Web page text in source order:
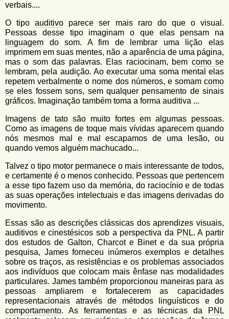
verbais....
O tipoauditivo parece ser mais raro do que o visual.
Pessoas desse tipo imaginam o que elas pensam na
linguagem do som. A fim de lembrar uma lição elas
imprimem em suas mentes, não a aparência de uma página,
mas o som das palavras. Elas raciocinam, bem como se
lembram, pela audição. Ao executar uma soma mental elas
repetem verbalmente o nome dos números, e somam como
se eles fossem sons, sem qualquer pensamento de sinais
gráficos. Imaginação também toma a forma auditiva ...
Imagens de tato são muito fortes em algumas pessoas.
Como as imagens de toque mais vívidas aparecem quando
nós mesmos mal e mal escapamos de uma lesão, ou
quando vemos alguém machucado...
Talvez o tipo motor permanece o mais interessante de todos,
e certamente é o menos conhecido. Pessoas que pertencem
a esse tipo fazem uso da memória, do raciocínio e de todas
as suas operações intelectuais e das imagens derivadas do
movimento.
Essas são as descrições clássicas dos aprendizes visuais,
auditivos e cinestésicos sob a perspectiva da PNL. A partir
dos estudos de Galton, Charcot e Binet e da sua própria
pesquisa, James forneceu inúmeros exemplos e detalhes
sobre os traços, as resistências e os problemas associados
aos indivíduos que colocam mais ênfase nas modalidades
particulares. James também proporcionou maneiras para as
pessoas ampliarem e fortalecerem as capacidades
representacionais através de métodos linguísticos e do
comportamento. As ferramentas e as técnicas da
PNL